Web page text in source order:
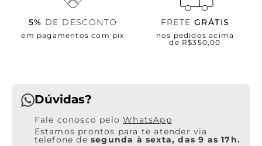
5% DE DESCONTO
em pagamentos com pix
FRETE GRÁTIS
nos pedidos acima
de R$350,00
Dúvidas?
WhatsApp
Estamos prontos para te atender via
telefone de segunda à sexta, das 9 as 17h.